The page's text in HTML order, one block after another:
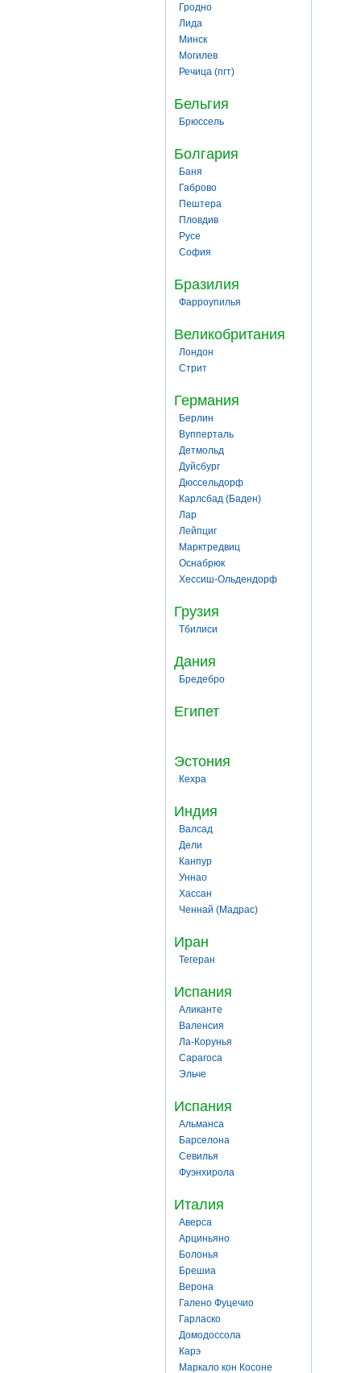
Гродно
Лида
Минск
Могилев
Речица (пгт)
Бельгия
Брюссель
Болгария
Баня
Габрово
Пештера
Пловдив
Русе
София
Бразилия
Фарроупилья
Великобритания
Лондон
Стрит
Германия
Берлин
Вупперталь
Детмольд
Дуйсбург
Дюссельдорф
Карлсбад (Баден)
Лар
Лейпциг
Марктредвиц
Оснабрюк
Хессиш-Ольдендорф
Грузия
Тбилиси
Дания
Бредебро
Египет
Эстония
Кехра
Индия
Валсад
Дели
Канпур
Уннао
Хассан
Ченнай (Мадрас)
Иран
Тегеран
Испания
Аликанте
Валенсия
Ла-Корунья
Сарагоса
Эльче
Испания
Альманса
Барселона
Севилья
Фуэнхирола
Италия
Аверса
Арциньяно
Болонья
Брешиа
Верона
Галено Фуцечио
Гарласко
Домодоссола
Карэ
Маркало кон Косоне